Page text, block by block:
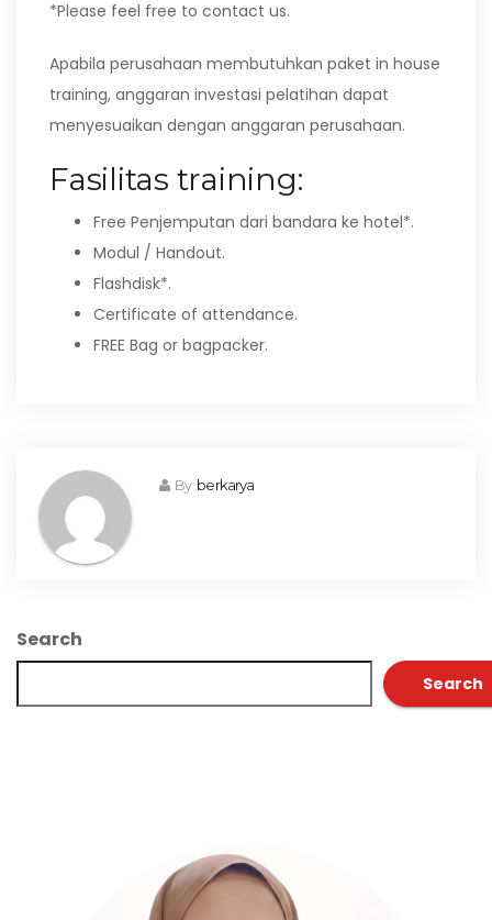
*Please feel free to contact us.
Apabila perusahaan membutuhkan paket in house
training, anggaran investasi pelatihan dapat
menyesuaikan dengan anggaran perusahaan.
Fasilitas training:
Free Penjemputan dari bandara ke hotel*.
Modul / Handout.
Flashdisk*.
Certificate of attendance.
FREE Bag or bagpacker.
By berkarya
Search
Search